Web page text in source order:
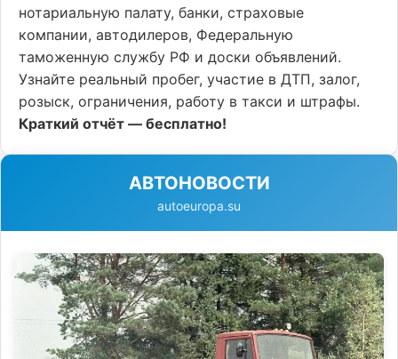
нотариальную палату, банки, страховые
компании, автодилеров, Федеральную
таможенную службу РФ и доски объявлений.
Узнайте реальный пробег, участие в ДТП, залог,
розыск, ограничения, работу в такси и штрафы.
Краткий отчёт — бесплатно!
АВТОНОВОСТИ
autoeuropa.su